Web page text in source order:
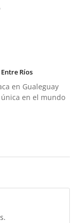
Ríos
en Gualeguay
en el mundo